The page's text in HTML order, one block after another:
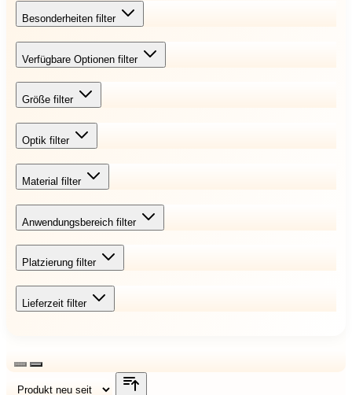
Besonderheiten filter
Verfügbare Optionen filter
Größe filter
Optik filter
Material filter
Anwendungsbereich filter
Platzierung filter
Lieferzeit filter